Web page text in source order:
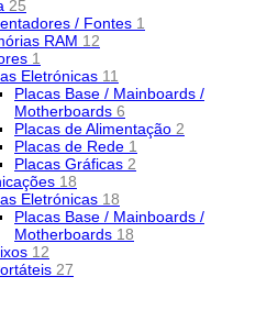
25
/ Fontes 1
RAM 12
1
Eletrónicas 11
Placas Base / Mainboards /
Motherboards 6
Placas de Alimentação 2
Placas de Rede 1
Placas Gráficas 2
18
Eletrónicas 18
Placas Base / Mainboards /
Motherboards 18
12
27